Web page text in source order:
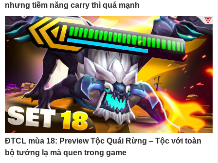
nhưng tiềm năng carry thì quá mạnh
ĐTCL mùa 18: Preview Tộc Quái Rừng – Tộc với toàn
bộ tướng lạ mà quen trong game